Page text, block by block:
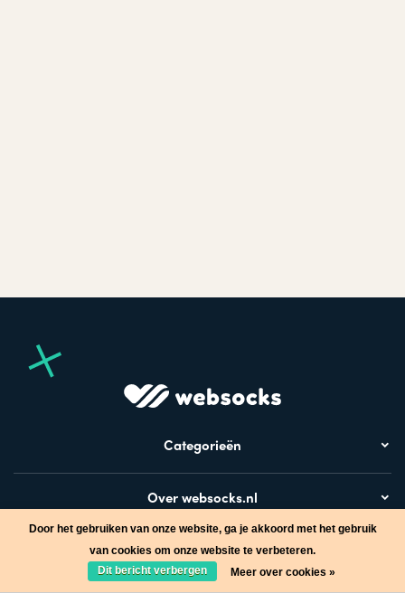
Categorieën
Over websocks.nl
Bezoek ook
Door het gebruiken van onze website, ga je akkoord met het gebruik
van cookies om onze website te verbeteren.
Dit bericht verbergen
Meer over cookies »